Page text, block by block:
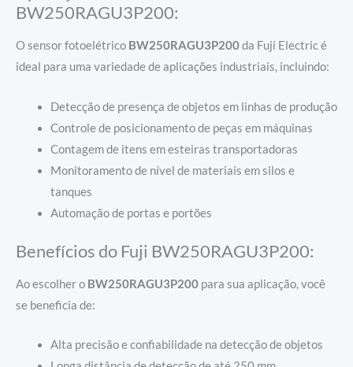
BW250RAGU3P200:
O sensor fotoelétrico BW250RAGU3P200da Fuji Electric é
ideal para uma variedade de aplicações industriais, incluindo:
Detecção de presença de objetos em linhas de produção
Controle de posicionamento de peças em máquinas
Contagem de itens em esteiras transportadoras
Monitoramento de nível de materiais em silos e
tanques
Automação de portas e portões
Benefícios do Fuji BW250RAGU3P200:
Ao escolher o BW250RAGU3P200 para sua aplicação, você
se beneficia de:
Alta precisão e confiabilidade na detecção de objetos